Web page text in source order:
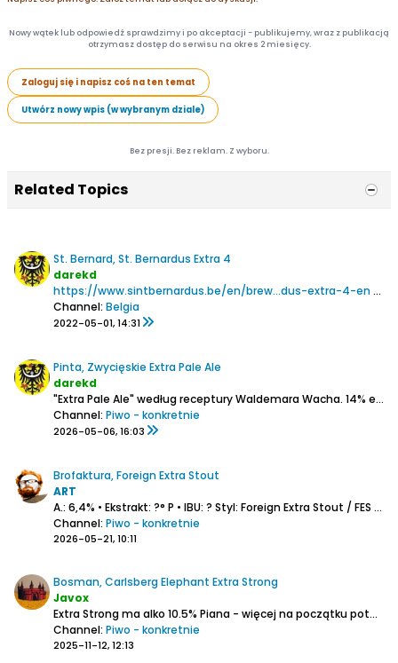
Nowy wątek lub odpowiedź sprawdzimy i po akceptacji - publikujemy, wraz z publikacją
otrzymasz dostęp do serwisu na okres 2 miesięcy.
Zaloguj się i napisz coś na ten temat
Utwórz nowy wpis (w wybranym dziale)
Bez presji. Bez reklam. Z wyboru.
Related Topics
St. Bernard, St. Bernardus Extra 4
darekd
https://www.sintbernardus.be/en/brew...dus-extra-4-en
Channel: Belgia
2022-05-01, 14:31
Pinta, Zwycięskie Extra Pale Ale
darekd
"Extra Pale Ale" według receptury Waldemara Wacha. 14% ekstr.
Channel: Piwo - konkretnie
2026-05-06, 16:03
Brofaktura, Foreign Extra Stout
ART
A.: 6,4% • Ekstrakt: ?° P • IBU: ? Styl: Foreign Extra Stout / FES
Channel: Piwo - konkretnie
2026-05-21, 10:11
Bosman, Carlsberg Elephant Extra Strong
Javox
Extra Strong ma alko 10.5% Piana - więcej na początku potem pełna warstwa.
Channel: Piwo - konkretnie
2025-11-12, 12:13